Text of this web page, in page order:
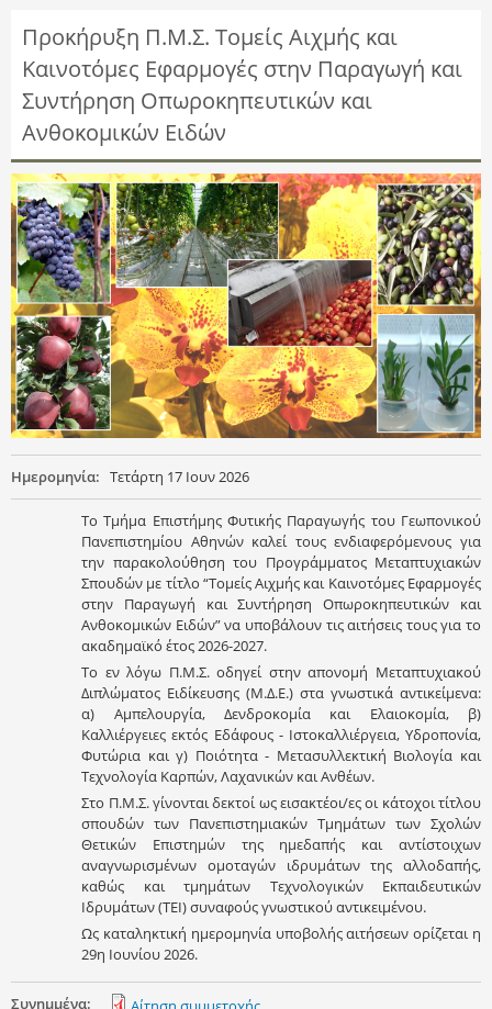
σ
η
ς
Προκήρυξη Π.Μ.Σ. Τομείς Αιχμής και
Καινοτόμες Εφαρμογές στην Παραγωγή και
Συντήρηση Οπωροκηπευτικών και
Ανθοκομικών Ειδών
Ημερομηνία: Τετάρτη 17 Ιουν 2026
Tο Τμήμα Επιστήμης Φυτικής Παραγωγής του Γεωπονικού
Πανεπιστημίου Αθηνών καλεί τους ενδιαφερόμενους για
την παρακολούθηση του Προγράμματος Μεταπτυχιακών
Σπουδών με τίτλο “Τομείς Αιχμής και Καινοτόμες Εφαρμογές
στην Παραγωγή και Συντήρηση Οπωροκηπευτικών και
Ανθοκομικών Ειδών” να υποβάλουν τις αιτήσεις τους για το
ακαδημαϊκό έτος 2026-2027.
Το εν λόγω Π.Μ.Σ. οδηγεί στην απονομή Μεταπτυχιακού
Διπλώματος Ειδίκευσης (Μ.Δ.Ε.) στα γνωστικά αντικείμενα:
α) Αμπελουργία, Δενδροκομία και Ελαιοκομία, β)
Καλλιέργειες εκτός Εδάφους - Ιστοκαλλιέργεια, Υδροπονία,
Φυτώρια και γ) Ποιότητα - Μετασυλλεκτική Βιολογία και
Τεχνολογία Καρπών, Λαχανικών και Ανθέων.
Στο Π.Μ.Σ. γίνονται δεκτοί ως εισακτέοι/ες οι κάτοχοι τίτλου
σπουδών των Πανεπιστημιακών Τμημάτων των Σχολών
Θετικών Επιστημών της ημεδαπής και αντίστοιχων
αναγνωρισμένων ομοταγών ιδρυμάτων της αλλοδαπής,
καθώς και τμημάτων Τεχνολογικών Εκπαιδευτικών
Ιδρυμάτων (ΤΕΙ) συναφούς γνωστικού αντικειμένου.
Ως καταληκτική ημερομηνία υποβολής αιτήσεων ορίζεται η
29η Ιουνίου 2026.
Συνημμένα: